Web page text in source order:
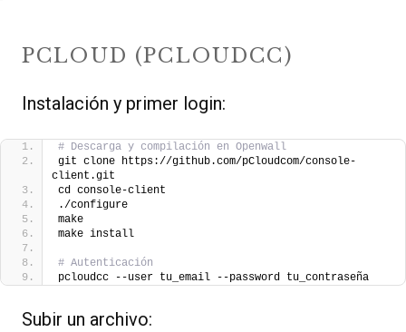
PCLOUD (PCLOUDCC)
Instalación y primer login:
# Descarga y compilación en Openwall
git clone https://github.com/pCloudcom/console-
client.git
cd console-client
./configure
make
make install
# Autenticación
pcloudcc --user tu_email --password tu_contraseña
Subir un archivo: